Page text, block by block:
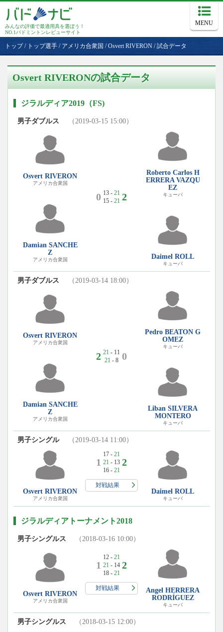
みんなの評価で最適用具を選ぼう！
NO.1バドミントンレビューサイト
MENU
トップ/ トップ選手 / アメリカ合衆国 /Osvert RIVERON /試合データ
Osvert RIVERONの試合データ
ジラルディア2019（FS)
男子ダブルス （2019-03-15 15:00）
Osvert RIVERON
アメリカ合衆国
Damian SANCHE
Z
アメリカ合衆国
0 13 - 21
15 - 21 2
Roberto Carlos H
ERRERA VAZQU
EZ
キューバ
Daimel ROLL
キューバ
男子ダブルス （2019-03-14 18:00）
Osvert RIVERON
アメリカ合衆国
Damian SANCHE
Z
アメリカ合衆国
2 21 - 11
21 - 8 0
Pedro BEATON G
OMEZ
キューバ
Liban SILVERA
MONTERO
キューバ
男子シングル （2019-03-14 11:00）
Osvert RIVERON
アメリカ合衆国
1
17 - 21
21 - 13
16 - 21
2
対戦結果
Daimel ROLL
キューバ
ジラルディアトーナメント2018
男子シングルス （2018-03-16 10:00）
Osvert RIVERON
アメリカ合衆国
1
12 - 21
21 - 14
18 - 21
2
対戦結果
Angel HERRERA
RODRÍGUEZ
キューバ
男子シングルス （2018-03-15 12:00）